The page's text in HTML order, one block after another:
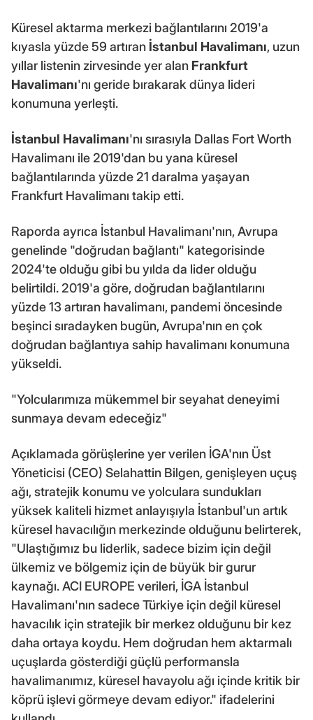
Küresel aktarma merkezi bağlantılarını 2019'a
kıyasla yüzde 59 artıran İstanbul Havalimanı, uzun
yıllar listenin zirvesinde yer alan Frankfurt
Havalimanı'nı geride bırakarak dünya lideri
konumuna yerleşti.
İstanbul Havalimanı'nı sırasıyla Dallas Fort Worth
Havalimanı ile 2019'dan bu yana küresel
bağlantılarında yüzde 21 daralma yaşayan
Frankfurt Havalimanı takip etti.
Raporda ayrıca İstanbul Havalimanı'nın, Avrupa
genelinde "doğrudan bağlantı" kategorisinde
2024'te olduğu gibi bu yılda da lider olduğu
belirtildi. 2019'a göre, doğrudan bağlantılarını
yüzde 13 artıran havalimanı, pandemi öncesinde
beşinci sıradayken bugün, Avrupa'nın en çok
doğrudan bağlantıya sahip havalimanı konumuna
yükseldi.
"Yolcularımıza mükemmel bir seyahat deneyimi
sunmaya devam edeceğiz"
Açıklamada görüşlerine yer verilen İGA'nın Üst
Yöneticisi (CEO) Selahattin Bilgen, genişleyen uçuş
ağı, stratejik konumu ve yolculara sundukları
yüksek kaliteli hizmet anlayışıyla İstanbul'un artık
küresel havacılığın merkezinde olduğunu belirterek,
"Ulaştığımız bu liderlik, sadece bizim için değil
ülkemiz ve bölgemiz için de büyük bir gurur
kaynağı. ACI EUROPE verileri, İGA İstanbul
Havalimanı'nın sadece Türkiye için değil küresel
havacılık için stratejik bir merkez olduğunu bir kez
daha ortaya koydu. Hem doğrudan hem aktarmalı
uçuşlarda gösterdiği güçlü performansla
havalimanımız, küresel havayolu ağı içinde kritik bir
köprü işlevi görmeye devam ediyor." ifadelerini